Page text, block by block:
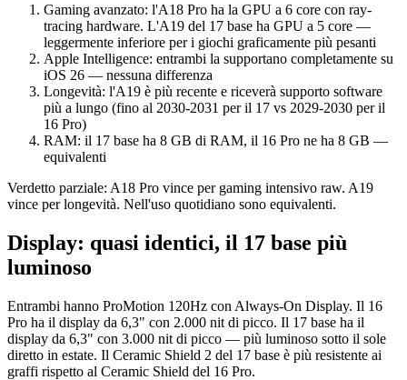
Gaming avanzato: l'A18 Pro ha la GPU a 6 core con ray-
tracing hardware. L'A19 del 17 base ha GPU a 5 core —
leggermente inferiore per i giochi graficamente più pesanti
Apple Intelligence: entrambi la supportano completamente su
iOS 26 — nessuna differenza
Longevità: l'A19 è più recente e riceverà supporto software
più a lungo (fino al 2030-2031 per il 17 vs 2029-2030 per il
16 Pro)
RAM: il 17 base ha 8 GB di RAM, il 16 Pro ne ha 8 GB —
equivalenti
Verdetto parziale: A18 Pro vince per gaming intensivo raw. A19
vince per longevità. Nell'uso quotidiano sono equivalenti.
Display: quasi identici, il 17 base più
luminoso
Entrambi hanno ProMotion 120Hz con Always-On Display. Il 16
Pro ha il display da 6,3" con 2.000 nit di picco. Il 17 base ha il
display da 6,3" con 3.000 nit di picco — più luminoso sotto il sole
diretto in estate. Il Ceramic Shield 2 del 17 base è più resistente ai
graffi rispetto al Ceramic Shield del 16 Pro.